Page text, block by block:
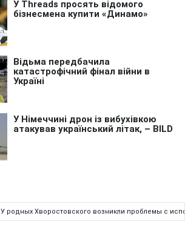
У родных Хворостовского возникли проблемы с